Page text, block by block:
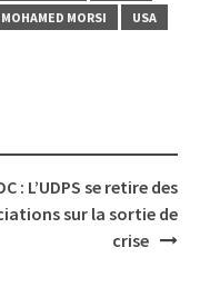
MOHAMED MORSI
USA
: L’UDPS se retire des
sur la sortie de
crise